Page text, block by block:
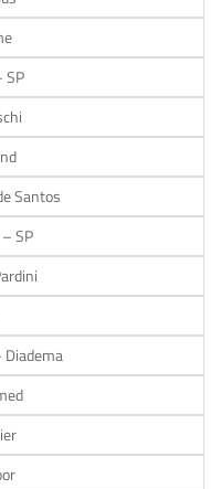
SP
Santos
SP
Diadema